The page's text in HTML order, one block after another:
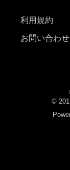
利用規約
お問い合わせ
©